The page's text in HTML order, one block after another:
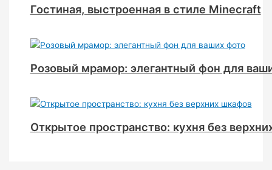
Гостиная, выстроенная в стиле Minecraft
Розовый мрамор: элегантный фон для
Открытое пространство: кухня без